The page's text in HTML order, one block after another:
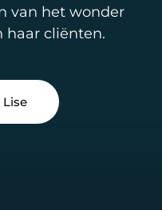
van het wonder
haar cliënten.